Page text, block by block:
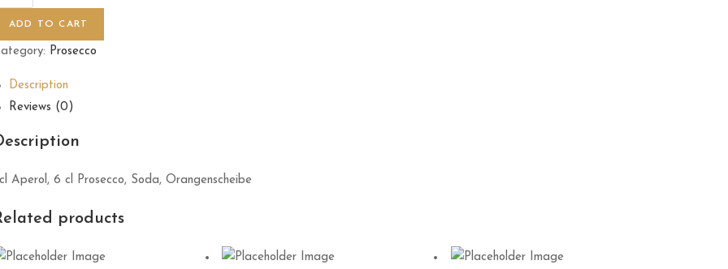
ADD TO CART
Prosecco
Description
Reviews (0)
Aperol, 6 cl Prosecco, Soda, Orangenscheibe
products